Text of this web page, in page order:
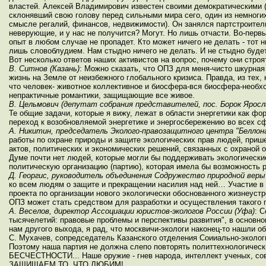
властей. Алексей Владимирович известен своими
склонявший свою голову перед сильными мира сего, один из
смысле регалий, финансов, недвижимости). Он занялся
неверующие, и у нас не получится? Могут. Но лишь отчасти. Во-
опыт в любом случае не пропадет. Кто может ничего не делать -
лишь словоблудием. Нам стыдно ничего не делать. И не стыдно
Вот несколько ответов наших активистов на вопрос, почему они
В. Ситнов (Казань): Можно сказать, что ОПЗ для меня-чисто шкурная
жизнь на Земле от неизбежного глобального кризиса. Правда, из
что человек- животное коллективное и биосфера-вся биосфера-
непрактичные романтики, защищающие все живое.
В. Цельмович (депутат собрания представителей, пос. Борок
Те общие задачи, которые я вижу, лежат в области энергетики как
переход к возобновляемой энергетике и энергосбережению во
А. Никитин, председатель Эколого-правозащитного центра
работы по охране природы и защите экологических прав людей,
актов, политических и экономических решений, связанных с
Думе почти нет людей, которые могли бы поддерживать
политическую организацию (партию), которая имела бы
Д. Георгис, руководитель объединения Содружество природной
ко всем людям о защите и прекращении насилия над ней… Участие в
проекта по организации нового экологически обоснованного
ОПЗ может стать средством для разработки и осуществления такого
А. Веселов, директор Ассоциации юристов-экологов России (Уфа):
тысячелетий: правовые проблемы и перспективы развития", в
нам другого выхода, я рад, что москвичи-экологи наконец-то нашли
С. Мухачев, сопредседатель Казанского отделения Соииально-
Поэтому наша партия не должна слепо повторять
БЕСЧЕСТНОСТИ... Наше оружие - гнев народа, интеллект ученых,